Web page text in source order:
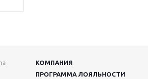
КОМПАНИЯ
ПРОГРАММА ЛОЯЛЬНОСТИ